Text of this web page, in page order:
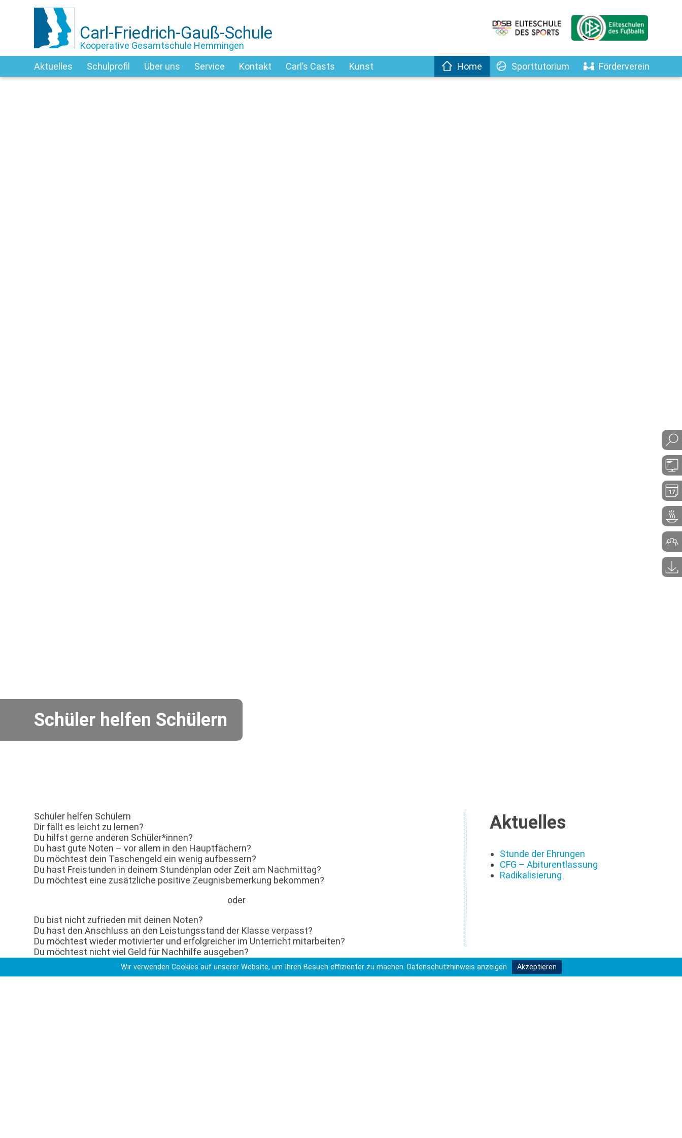
Carl-Friedrich-Gauß-Schule
Kooperative Gesamtschule Hemmingen
Home
Sporttutorium Förderverein
Aktuelles Schulprofil Über uns Service Kontakt Carl’s Casts Kunst
Schüler helfen Schülern
Schüler helfen Schülern
Dir fällt es leicht zu lernen?
Du hilfst gerne anderen Schüler*innen?
Du hast gute Noten – vor allem in den Hauptfächern?
Du möchtest dein Taschengeld ein wenig aufbessern?
Du hast Freistunden in deinem Stundenplan oder Zeit am Nachmittag?
Du möchtest eine zusätzliche positive Zeugnisbemerkung bekommen?
oder
Du bist nicht zufrieden mit deinen Noten?
Du hast den Anschluss an den Leistungsstand der Klasse verpasst?
Du möchtest wieder motivierter und erfolgreicher im Unterricht mitarbeiten?
Du möchtest nicht viel Geld für Nachhilfe ausgeben?
Du möchtest Nachhilfe auch mal in Freistunden nehmen?
Du möchtest die Nachhilfe gerne von jemandem aus der Schule bekommen?
Aktuelles
Stunde der Ehrungen
CFG – Abiturentlassung
Radikalisierung
Wir verwenden Cookies auf unserer Website, um Ihren Besuch effizienter zu machen. Datenschutzhinweis anzeigen Akzeptieren